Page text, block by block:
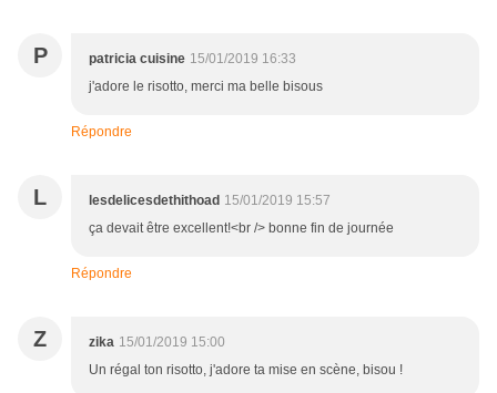
P patricia cuisine 15/01/2019 16:33
j'adore le risotto, merci ma belle bisous
Répondre
L lesdelicesdethithoad 15/01/2019 15:57
ça devait être excellent!<br /> bonne fin de journée
Répondre
Z zika 15/01/2019 15:00
Un régal ton risotto, j'adore ta mise en scène, bisou !